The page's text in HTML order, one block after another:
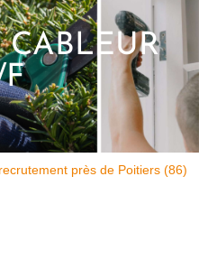
près de Poitiers (86)